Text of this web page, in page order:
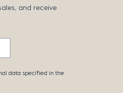
and receive
data specified in the